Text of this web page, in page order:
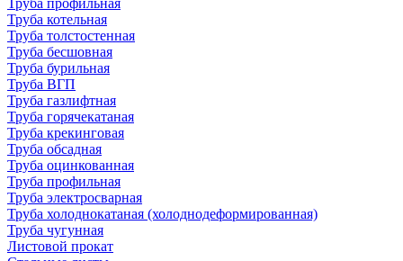
Труба профильная
Труба котельная
Труба толстостенная
Труба бесшовная
Труба бурильная
Труба ВГП
Труба газлифтная
Труба горячекатаная
Труба крекинговая
Труба обсадная
Труба оцинкованная
Труба профильная
Труба электросварная
Труба холоднокатаная (холоднодеформированная)
Труба чугунная
Листовой прокат